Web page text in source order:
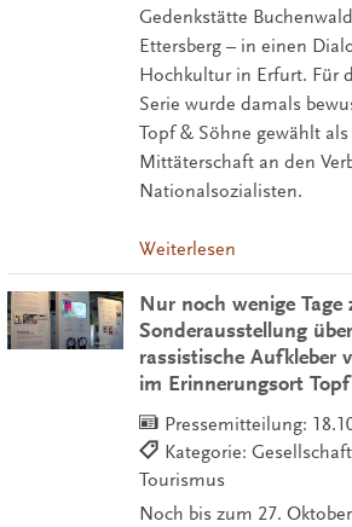
Gedenkstätte
Ettersberg – in einen
Hochkultur in Erfurt. Für
Serie wurde damals
Topf & Söhne gewählt
Mittäterschaft an den
Nationalsozialisten.
Weiterlesen
Nur noch wenige Tage
Sonderausstellung
rassistische Aufkleber
im Erinnerungsort
Pressemitteilung:
Kategorie:
Tourismus
Noch bis zum 27.